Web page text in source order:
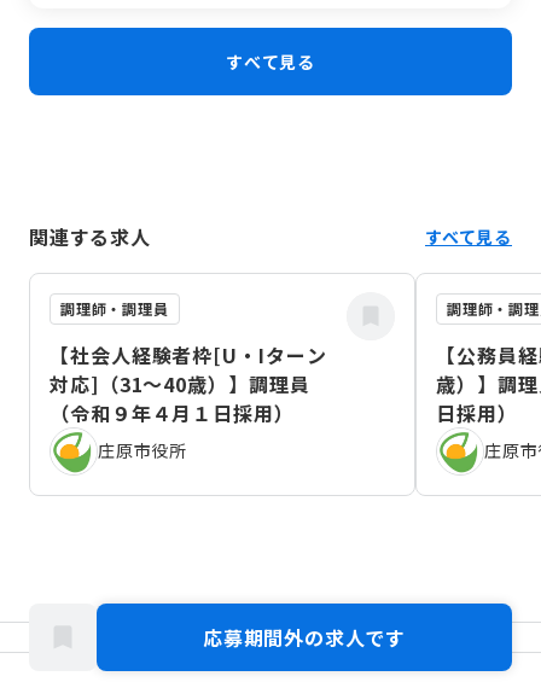
営の中枢を担う役割へとステップアップしていきます。
すべて見る
関連する求人 すべて見る
調理師・調理員
【社会人経験者枠[U・Iターン
対応]（31～40歳）】調理員
（令和９年４月１日採用）
庄原市役所
調理師・調
【公務員
歳）】調
日採用）
庄原
応募期間外の求人です